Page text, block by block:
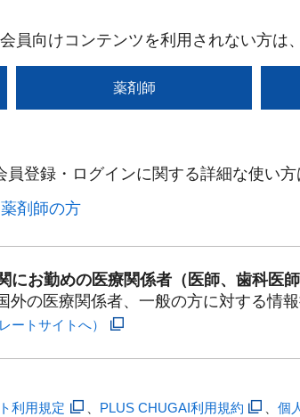
会員向けコンテンツを利用されない方は
薬剤師
員登録・ログインに関する詳細な使い方
剤師の方​
にお勤めの医療関係者（医師、歯科医師
の医療関係者、一般の方に対する情
ートサイトへ）
利用規定 PLUS CHUGAI利用規約 、個